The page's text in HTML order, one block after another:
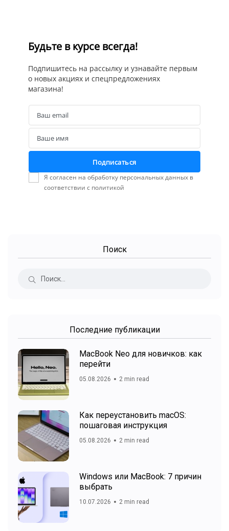
Будьте в курсе всегда!
Подпишитесь на рассылку и узнавайте первым
о новых акциях и спецпредложениях
магазина!
Email
Ваш email
Name
Ваше имя
Подписаться
Я согласен на обработку персональных данных в
соответствии с политикой
Поиск
Последние публикации
MacBook Neo для новичков: как
перейти
05.08.2026 2 min read
Как переустановить macOS:
пошаговая инструкция
05.08.2026 2 min read
Windows или MacBook: 7 причин
выбрать
10.07.2026 2 min read